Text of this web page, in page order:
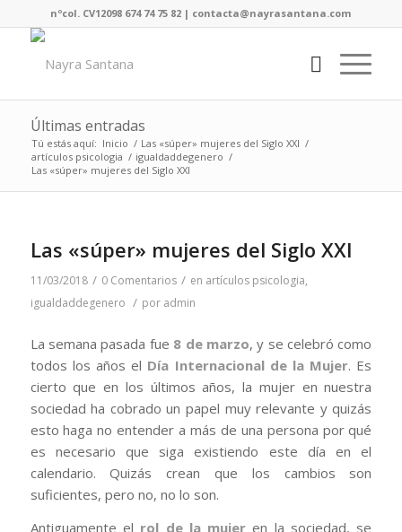
nºcol. CV12098 674 74 75 82 | contacta@nayrasantana.com
Últimas entradas
Tú estás aquí: Inicio / Las «súper» mujeres del Siglo XXI /
artículos psicologia / igualdaddegenero /
Las «súper» mujeres del Siglo XXI
Las «súper» mujeres del Siglo XXI
11/03/2018 / 0 Comentarios / en artículos psicologia,
igualdaddegenero / por admin
La semana pasada fue 8 de marzo, y se celebró como
todos los años el Día Internacional de la Mujer. Es
cierto que en los últimos años, la mujer en nuestra
sociedad ha cobrado un papel muy relevante y quizás
esto haga no entender a más de una persona por qué
es necesario que siga existiendo este día en el
calendario. Quizás crean que los cambios son
suficientes, pero no, no lo son.
Antiguamente el rol de la mujer en la sociedad, se